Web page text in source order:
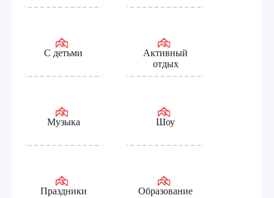
С детьми
Активный
отдых
Музыка Шоу
Праздники Образование